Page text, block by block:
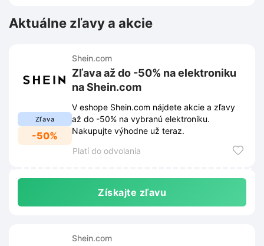
Aktuálne zľavy a akcie
Zľava
-50%
Shein.com
Zľava až do -50% na elektroniku
na Shein.com
V eshope Shein.com nájdete akcie a zľavy
až do -50% na vybranú elektroniku.
Nakupujte výhodne už teraz.
Platí do odvolania
Získajte zľavu
Shein.com